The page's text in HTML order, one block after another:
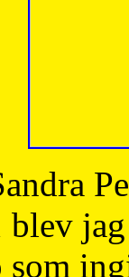
blev
som